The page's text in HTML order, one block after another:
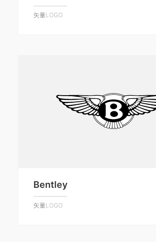
矢量LOGO
Bentley
矢量LOGO